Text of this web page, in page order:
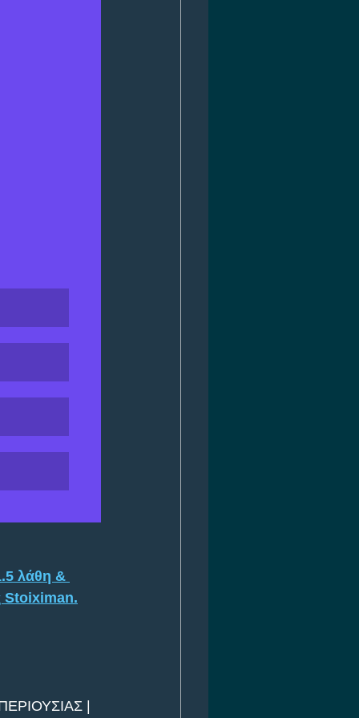
λάθη &
Stoiximan.
|